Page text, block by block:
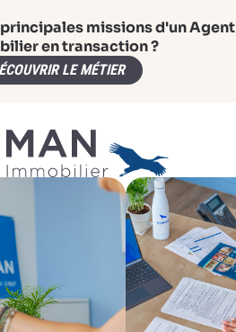
missions d'un Agent
en transaction ?
LE MÉTIER